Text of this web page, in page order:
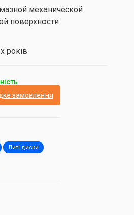
механической
поверхности
років
замовлення
Литі диски